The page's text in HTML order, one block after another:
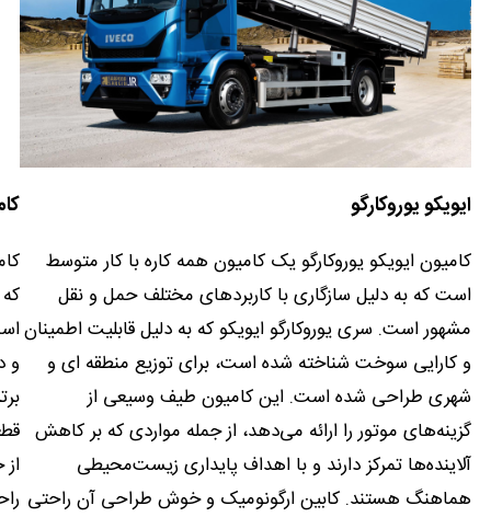
ایویکو یوروکارگو
کامیون ایویکو یوروکارگو یک کامیون همه کاره با کار متوسط
است که به دلیل سازگاری با کاربردهای مختلف حمل و نقل
مشهور است. سری یوروکارگو ایویکو که به دلیل قابلیت اطمینان
و کارایی سوخت شناخته شده است، برای توزیع منطقه ای و
شهری طراحی شده است. این کامیون طیف وسیعی از
گزینه‌های موتور را ارائه می‌دهد، از جمله مواردی که بر کاهش
آلاینده‌ها تمرکز دارند و با اهداف پایداری زیست‌محیطی
هماهنگ هستند. کابین ارگونومیک و خوش طراحی آن راحتی
و